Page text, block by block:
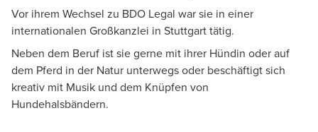
Vor ihrem Wechsel zu BDO Legal war sie in einer
internationalen Großkanzlei in Stuttgart tätig.
Neben dem Beruf ist sie gerne mit ihrer Hündin oder auf
dem Pferd in der Natur unterwegs oder beschäftigt sich
kreativ mit Musik und dem Knüpfen von
Hundehalsbändern.